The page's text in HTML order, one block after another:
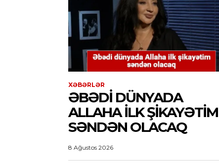
XƏBƏRLƏR
ƏBƏDI DÜNYADA
ALLAHA ILK ŞIKAYƏTIM
SƏNDƏN OLACAQ
8 Ağustos 2026